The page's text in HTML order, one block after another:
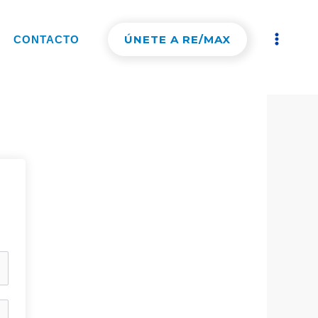
CONTACTO ÚNETE A RE/MAX